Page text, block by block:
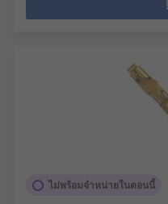
ไม่พร้อมจำหน่ายในตอนนี้